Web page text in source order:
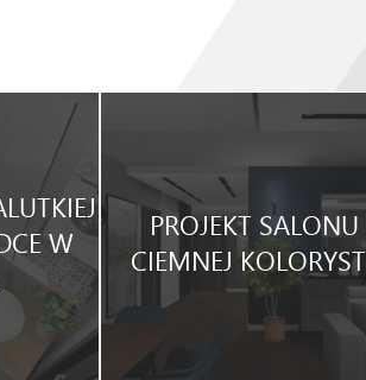
W
PROJEKT
CIEMNEJ